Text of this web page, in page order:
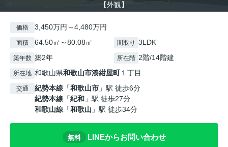
【外観】
価格 3,450万円～4,480万円
面積 64.50㎡～80.08㎡ 間取り 3LDK
築年数 築2年 所在階 2階/14階建
所在地 和歌山県和歌山市湊紺屋町１丁目
交通 紀勢本線 「和歌山市 」駅 徒歩6分
紀勢本線 「紀和 」駅 徒歩27分
和歌山線 「和歌山 」駅 徒歩34分
無料 LINEからお問い合わせ